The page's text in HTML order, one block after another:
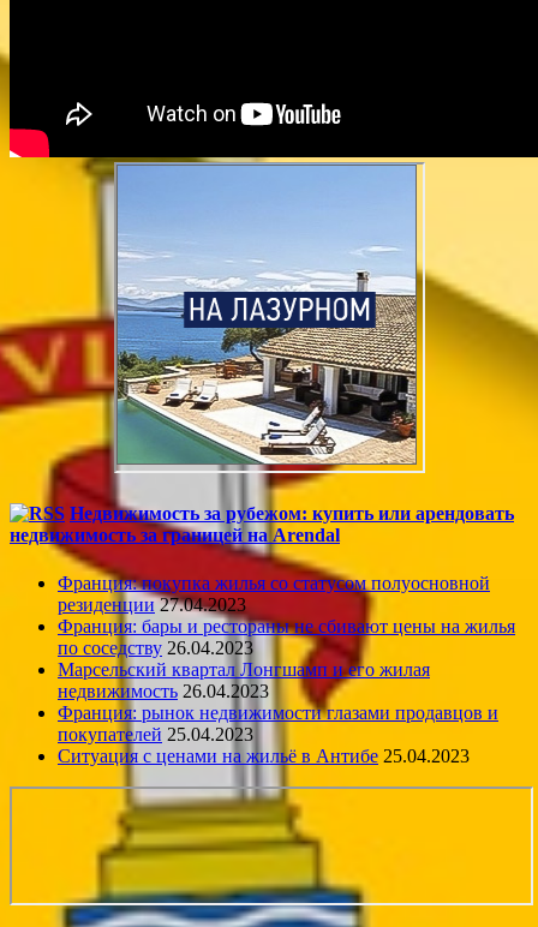
Недвижимость за рубежом: купить или арендовать
недвижимость за границей на Arendal
Франция: покупка жилья со статусом полуосновной
резиденции 27.04.2023
Франция: бары и рестораны не сбивают цены на жилья
по соседству 26.04.2023
Марсельский квартал Лонгшамп и его жилая
недвижимость 26.04.2023
Франция: рынок недвижимости глазами продавцов и
покупателей 25.04.2023
Ситуация с ценами на жильё в Антибе 25.04.2023